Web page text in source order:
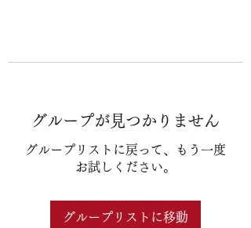
グループが見つかりません
グループリストに戻って、もう一度
お試しください。
グループリストに移動